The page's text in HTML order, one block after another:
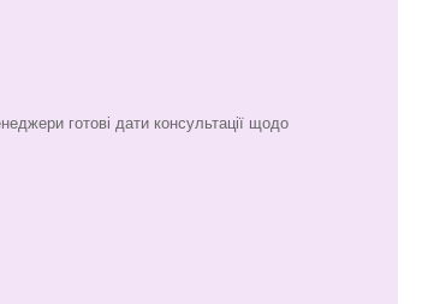
готові дати консультації щодо